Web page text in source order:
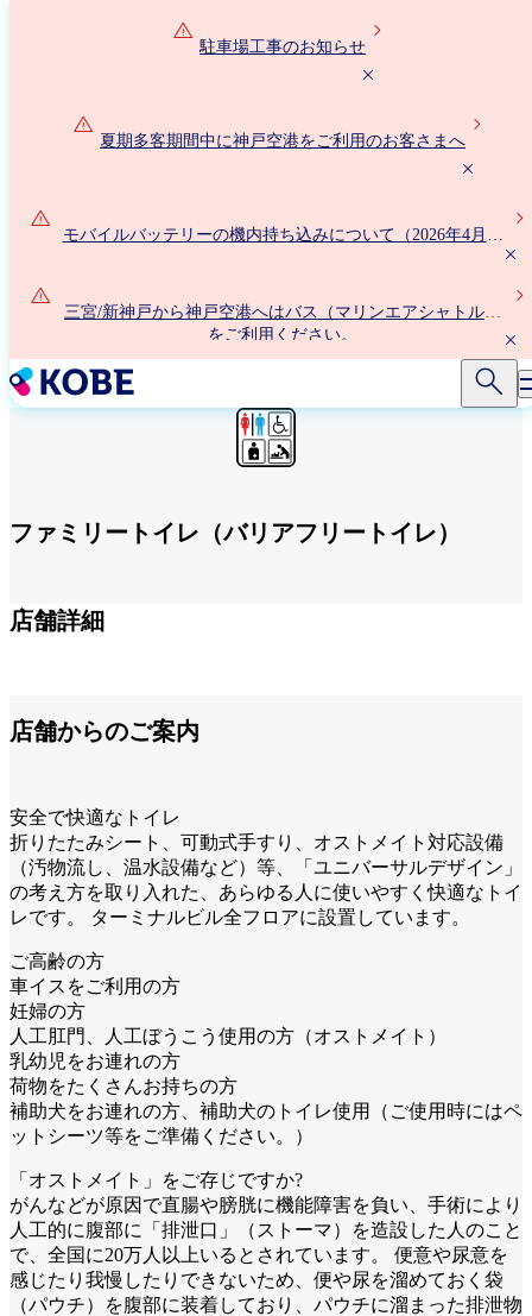
駐車場工事のお知らせ
夏期多客期間中に神戸空港をご利用のお客さまへ
モバイルバッテリーの機内持ち込みについて（2026年4月24
三宮/新神戸から神戸空港へはバス（マリンエアシャトル）
をご利用ください。
ファミリートイレ（バリアフリートイレ）
店舗詳細
店舗からのご案内
安全で快適なトイレ
折りたたみシート、可動式手すり、オストメイト対応設備
（汚物流し、温水設備など）等、「ユニバーサルデザイン」
の考え方を取り入れた、あらゆる人に使いやすく快適なトイ
レです。 ターミナルビル全フロアに設置しています。
ご高齢の方
車イスをご利用の方
妊婦の方
人工肛門、人工ぼうこう使用の方（オストメイト）
乳幼児をお連れの方
荷物をたくさんお持ちの方
補助犬をお連れの方、補助犬のトイレ使用（ご使用時にはペ
ットシーツ等をご準備ください。）
「オストメイト」をご存じですか?
がんなどが原因で直腸や膀胱に機能障害を負い、手術により
人工的に腹部に「排泄口」（ストーマ）を造設した人のこと
で、全国に20万人以上いるとされています。 便意や尿意を
感じたり我慢したりできないため、便や尿を溜めておく袋
（パウチ）を腹部に装着しており、パウチに溜まった排泄物